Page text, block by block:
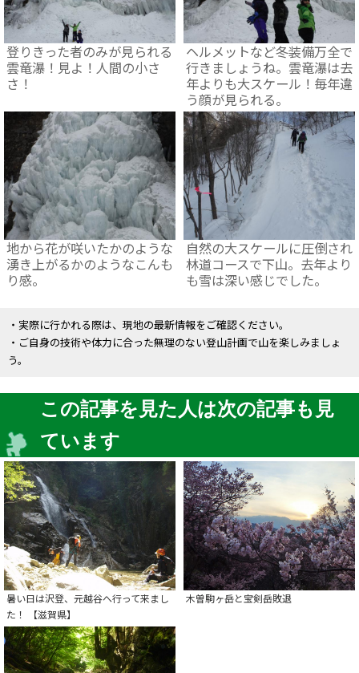
登りきった者のみが見られる
雲竜瀑！見よ！人間の小さ
さ！
ヘルメットなど冬装備万全で
行きましょうね。雲竜瀑は去
年よりも大スケール！毎年違
う顔が見られる。
地から花が咲いたかのような
湧き上がるかのようなこんも
り感。
自然の大スケールに圧倒され
林道コースで下山。去年より
も雪は深い感じでした。
・実際に行かれる際は、現地の最新情報をご確認ください。
・ご自身の技術や体力に合った無理のない登山計画で山を楽しみましょ
う。
この記事を見た人は次の記事も見
ています
暑い日は沢登、元越谷へ行って来まし
た！ 【滋賀県】
木曽駒ヶ岳と宝剣岳敗退